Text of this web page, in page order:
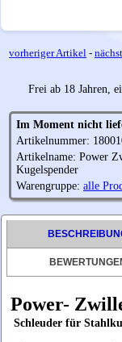
vorheriger Artikel -
Frei ab 18 Jahren,
Im Moment nicht
Artikelnummer:
Artikelname: Power
Kugelspender
Warengruppe: alle
Power-
Schleuder für